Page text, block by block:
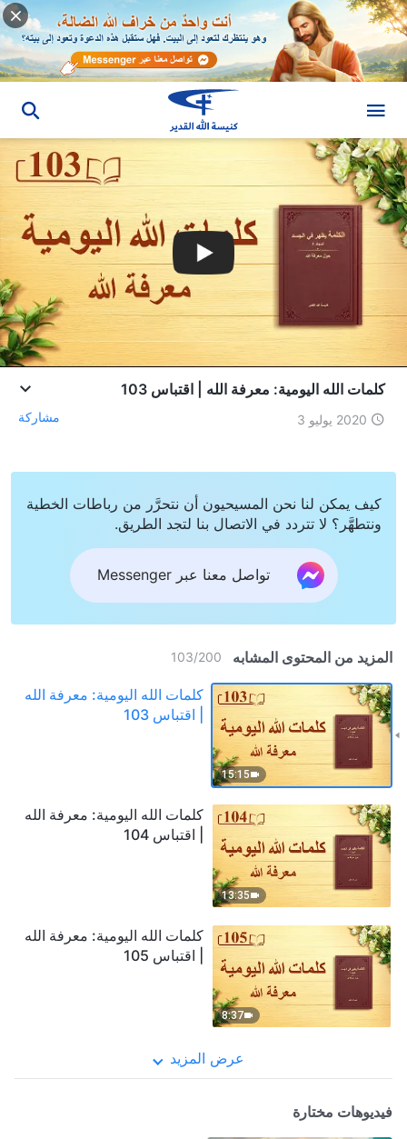
كلمات الله اليومية: معرفة الله | اقتباس 103
2020 يوليو 3 مشاركة
كيف يمكن لنا نحن المسيحيون أن نتحرَّر من رباطات الخطية
ونتطهَّر؟ لا تتردد في الاتصال بنا لتجد الطريق.
تواصل معنا عبر Messenger
المزيد من المحتوى المشابه 103/200
15:15
كلمات الله اليومية: معرفة الله
| اقتباس 103
13:35
كلمات الله اليومية: معرفة الله
| اقتباس 104
8:37
كلمات الله اليومية: معرفة الله
| اقتباس 105
عرض المزيد
فيديوهات مختارة